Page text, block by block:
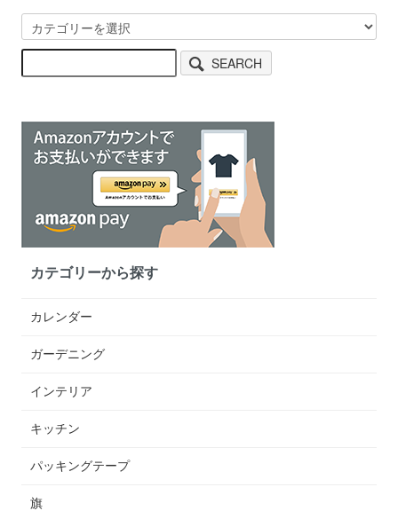
SEARCH
カテゴリーから探す
カレンダー
ガーデニング
インテリア
キッチン
パッキングテープ
旗